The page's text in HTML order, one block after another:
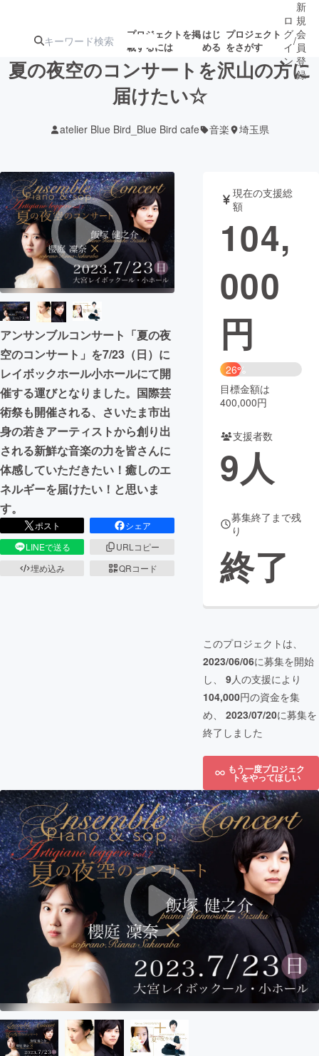
プロジェクトを掲
載するには
はじ
める
プロジェクト
をさがす
ターン
ジェクト
募集終了が近いプ
ロジェクト
されます
アート・写真 音楽
テクノロジー・ガジェット ゲーム・サ
映像・映画
ビジネス・起業
まちづくり・地域活性化
CAMPFIRE for Social Good
CAMPFIRE Creation
CAMPFIREふるさと納税machi-ya コミュニティ
ロ
グ
イ
ン
/
新
規
会
員
登
録
夏の夜空のコンサートを沢山の方に
届けたい☆
atelier Blue Bird_Blue Bird cafe 音楽 埼玉県
アンサンブルコンサート「夏の夜
空のコンサート」を7/23（日）に
レイボックホール小ホールにて開
催する運びとなりました。国際芸
術祭も開催される、さいたま市出
身の若きアーティストから創り出
される新鮮な音楽の力を皆さんに
体感していただきたい！癒しのエ
ネルギーを届けたい！と思いま
す。
ポスト
シェア
LINEで送る
URLコピー
埋め込み
QRコード
現在の支援総
額
104,
000
円
26%
目標金額は
400,000円
支援者数
9人
募集終了まで残
り
終了
このプロジェクトは、
2023/06/06に募集を開始
し、 9人の支援により
104,000円の資金を集
め、 2023/07/20に募集を
終了しました
もう一度プロジェク
トをやってほしい